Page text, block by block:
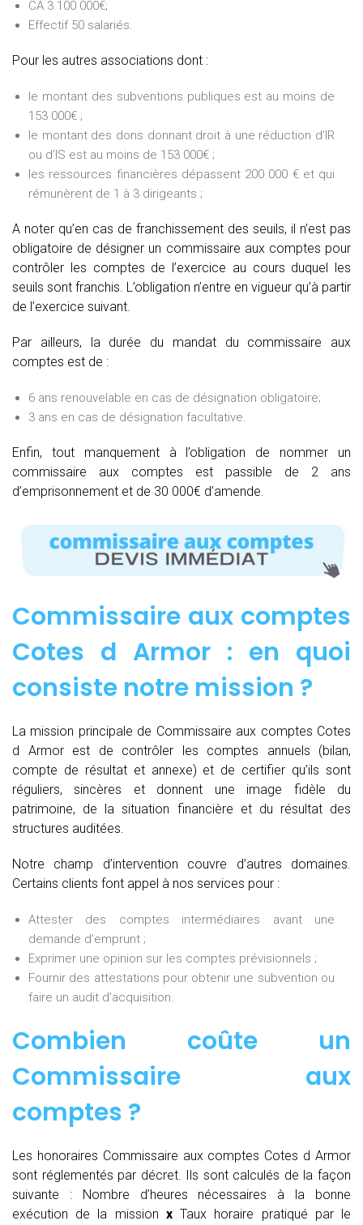
CA 3 100 000€;
Effectif 50 salariés.
Pour les autres associations dont :
le montant des subventions publiques est au moins de
153 000€ ;
le montant des dons donnant droit à une réduction d’IR
ou d’IS est au moins de 153 000€ ;
les ressources financières dépassent 200 000 € et qui
rémunèrent de 1 à 3 dirigeants ;
A noter qu’en cas de franchissement des seuils, il n’est pas
obligatoire de désigner un commissaire aux comptes pour
contrôler les comptes de l’exercice au cours duquel les
seuils sont franchis. L’obligation n’entre en vigueur qu’à partir
de l’exercice suivant.
Par ailleurs, la durée du mandat du commissaire aux
comptes est de :
6 ans renouvelable en cas de désignation obligatoire;
3 ans en cas de désignation facultative.
Enfin, tout manquement à l’obligation de nommer un
commissaire aux comptes est passible de 2 ans
d’emprisonnement et de 30 000€ d’amende.
Commissaire aux comptes
Cotes d Armor : en quoi
consiste notre mission ?
La mission principale de Commissaire aux comptes Cotes
d Armor est de contrôler les comptes annuels (bilan,
compte de résultat et annexe) et de certifier qu’ils sont
réguliers, sincères et donnent une image fidèle du
patrimoine, de la situation financière et du résultat des
structures auditées.
Notre champ d’intervention couvre d’autres domaines.
Certains clients font appel à nos services pour :
Attester des comptes intermédiaires avant une
demande d’emprunt ;
Exprimer une opinion sur les comptes prévisionnels ;
Fournir des attestations pour obtenir une subvention ou
faire un audit d’acquisition.
Combien coûte un
Commissaire aux
comptes ?
Les honoraires Commissaire aux comptes Cotes d Armor
sont réglementés par décret. Ils sont calculés de la façon
suivante :
Nombre d’heures nécessaires à la bonne
exécution de la mission xTaux horaire pratiqué par le